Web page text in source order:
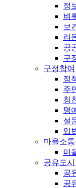
정
벼
보
라
공
구
구정참여
정
주
칭
명
설
입
마을소
마
공유도
공
공